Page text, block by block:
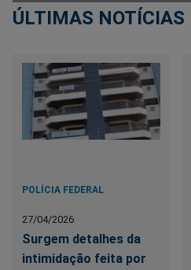
ÚLTIMAS NOTÍCIAS
POLÍCIA FEDERAL
27/04/2026
Surgem detalhes da
intimidação feita por